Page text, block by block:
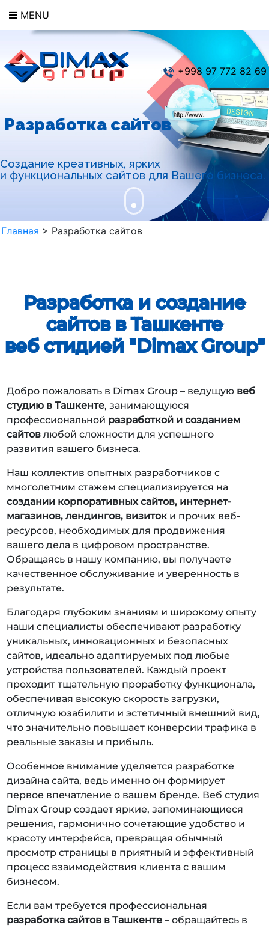
MENU
+998 97 772 82 69
Разработка сайтов
Создание креативных, ярких
и функциональных сайтов для Вашего бизнеса.
Главная > Разработка сайтов
Разработка и создание
сайтов в Ташкенте
веб стидией "Dimax Group"
Добро пожаловать в Dimax Group – ведущую веб
студию в Ташкенте, занимающуюся
профессиональной разработкой и созданием
сайтов любой сложности для успешного
развития вашего бизнеса.
Наш коллектив опытных разработчиков с
многолетним стажем специализируется на
создании корпоративных сайтов, интернет-
магазинов, лендингов, визитоки прочих веб-
ресурсов, необходимых для продвижения
вашего дела в цифровом пространстве.
Обращаясь в нашу компанию, вы получаете
качественное обслуживание и уверенность в
результате.
Благодаря глубоким знаниям и широкому опыту
наши специалисты обеспечивают разработку
уникальных, инновационных и безопасных
сайтов, идеально адаптируемых под любые
устройства пользователей. Каждый проект
проходит тщательную проработку функционала,
обеспечивая высокую скорость загрузки,
отличную юзабилити и эстетичный внешний вид,
что значительно повышает конверсии трафика в
реальные заказы и прибыль.
Особенное внимание уделяется разработке
дизайна сайта, ведь именно он формирует
первое впечатление о вашем бренде. Веб студия
Dimax Group создает яркие, запоминающиеся
решения, гармонично сочетающие удобство и
красоту интерфейса, превращая обычный
просмотр страницы в приятный и эффективный
процесс взаимодействия клиента с вашим
бизнесом.
Если вам требуется профессиональная
разработка сайтов в Ташкенте – обращайтесь в